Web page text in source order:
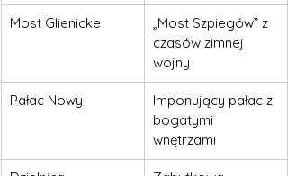
Most Glienicke
„Most Szpiegów” z
czasów zimnej
wojny
Pałac Nowy
Imponujący pałac z
bogatymi
wnętrzami